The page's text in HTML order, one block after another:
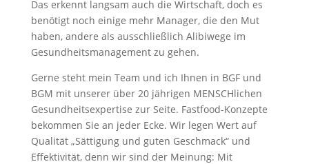
Das erkennt langsam auch die Wirtschaft, doch es
benötigt noch einige mehr Manager, die den Mut
haben, andere als ausschließlich Alibiwege im
Gesundheitsmanagement zu gehen.
Gerne steht mein Team und ich Ihnen in BGF und
BGM mit unserer über 20 jährigen MENSCHlichen
Gesundheitsexpertise zur Seite. Fastfood-Konzepte
bekommen Sie an jeder Ecke. Wir legen Wert auf
Qualität „Sättigung und guten Geschmack“ und
Effektivität, denn wir sind der Meinung: Mit